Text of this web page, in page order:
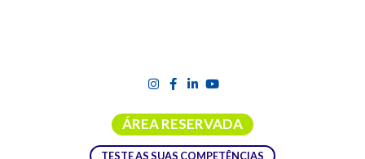
ÁREA RESERVADA
TESTE AS SUAS COMPETÊNCIAS